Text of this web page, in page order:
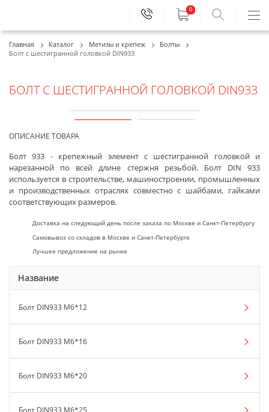
МСК:+7 (495)414-11-33
0
Главная Каталог Метизы и крепеж
Болты
Болт с шестигранной головкой DIN933
БОЛТ С ШЕСТИГРАННОЙ ГОЛОВКОЙ DIN933
ОПИСАНИЕ ТОВАРА
Болт 933 - крепежный элемент с шестигранной головкой и
нарезанной по всей длине стержня резьбой. Болт DIN 933
используется в строительстве, машиностроении, промышленных
и производственных отраслях совместно с шайбами, гайками
соответствующих размеров.
Доставка на следующий день после заказа по Москве и Санкт-Петербургу
Самовывоз со складов в Москве и Санкт-Петербурге
Лучшее предложение на рынке
Название
Болт DIN933 М6*12
Болт DIN933 М6*16
Болт DIN933 М6*20
Болт DIN933 М6*25